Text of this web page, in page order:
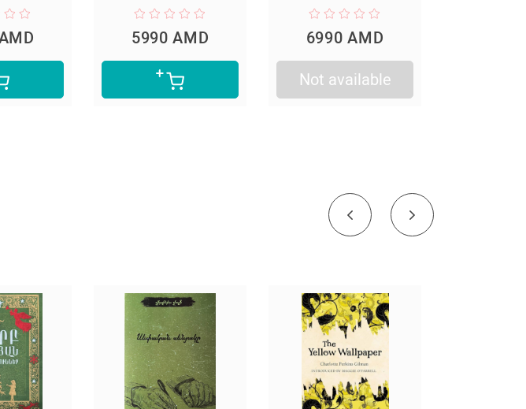
5990 AMD 6990 AMD 2990 AMD